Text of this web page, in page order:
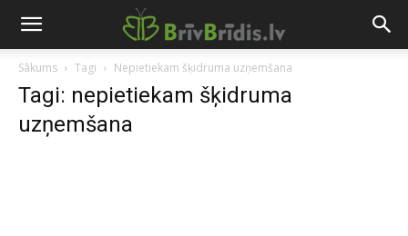
Sākums Tagi Nepietiekam šķidruma uzņemšana
Tagi: nepietiekam šķidruma
uzņemšana